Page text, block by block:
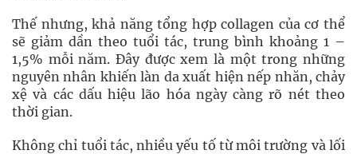
Thế nhưng, khả năng tổng hợp collagen của cơ thể
sẽ giảm dần theo tuổi tác, trung bình khoảng 1 –
1,5% mỗi năm. Đây được xem là một trong những
nguyên nhân khiến làn da xuất hiện nếp nhăn, chảy
xệ và các dấu hiệu lão hóa ngày càng rõ nét theo
thời gian.
Không chỉ tuổi tác, nhiều yếu tố từ môi trường và lối